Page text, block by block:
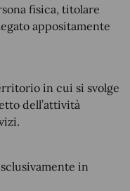
fisica, titolare
appositamente
in cui si svolge
dell’attività
in